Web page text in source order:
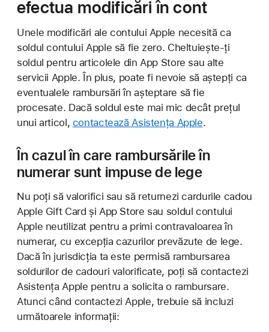
efectua modificări în cont
Unele modificări ale contului Apple necesită ca
soldul contului Apple să fie zero. Cheltuiește-ți
soldul pentru articolele din App Store sau alte
servicii Apple. În plus, poate fi nevoie să aștepți ca
eventualele rambursări în așteptare să fie
procesate. Dacă soldul este mai mic decât prețul
unui articol, contactează Asistența Apple.
În cazul în care rambursările în
numerar sunt impuse de lege
Nu poți să valorifici sau să returnezi cardurile cadou
Apple Gift Card și App Store sau soldul contului
Apple neutilizat pentru a primi contravaloarea în
numerar, cu excepția cazurilor prevăzute de lege.
Dacă în jurisdicția ta este permisă rambursarea
soldurilor de cadouri valorificate, poți să contactezi
Asistența Apple pentru a solicita o rambursare.
Atunci când contactezi Apple, trebuie să incluzi
următoarele informații: